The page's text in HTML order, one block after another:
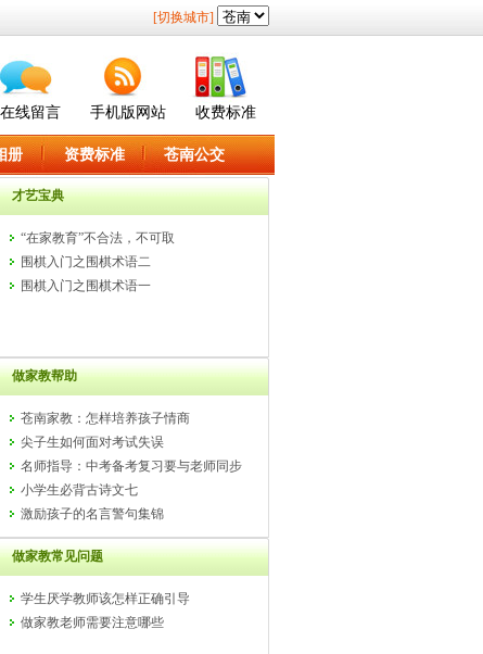
[切换城市]
在线留言 手机版网站 收费标准
册 资费标准 苍南公交
才艺宝典
“在家教育”不合法，不可取
围棋入门之围棋术语二
围棋入门之围棋术语一
做家教帮助
苍南家教：怎样培养孩子情商
尖子生如何面对考试失误
名师指导：中考备考复习要与老师同步
小学生必背古诗文七
激励孩子的名言警句集锦
做家教常见问题
学生厌学教师该怎样正确引导
做家教老师需要注意哪些